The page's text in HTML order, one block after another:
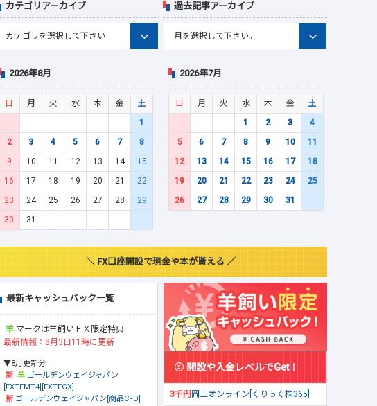
カテゴリアーカイブ 過去記事アーカイブ
2026年8月
日 月 火 水 木 金
土
1
2
3 4 5 6 7
8
9
10 11 12 13 14
15
16
17 18 19 20 21
22
23
24 25 26 27 28
29
30
31
2026年7月
日 月 火 水 木 金
土
1
2 3
4
5
6 7 8 9 10
11
12
13 14 15 16 17
18
19
20 21 22 23 24
25
26
27 28 29 30 31
＼ FX口座開設で現金や本が貰える ／
最新キャッシュバック一覧
マークは羊飼いＦＸ限定特典
最新情報：8月3日11時に更新
▼8月更新分
ゴールデンウェイジャパン
[FXTFMT4][FXTFGX]
ゴールデンウェイジャパン[商品CFD]
開設や入金レベルでGet！
3千円岡三オンライン[くりっく株365]